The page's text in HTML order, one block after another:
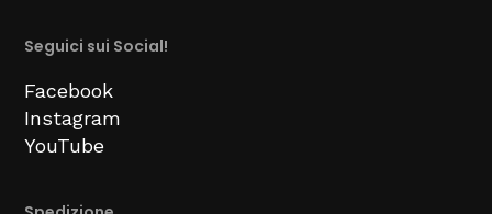
Seguici sui Social!
Facebook
Instagram
YouTube